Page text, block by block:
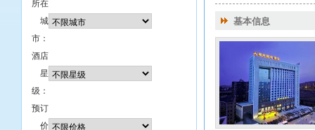
所在
城
市：
酒店
星
级：
预订
价
基本信息